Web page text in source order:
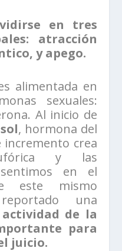
en tres
atracción
y apego.
alimentada en
sexuales:
Al inicio de
, hormona del
incremento crea
y las
en el
este mismo
una
de la
para
juicio.